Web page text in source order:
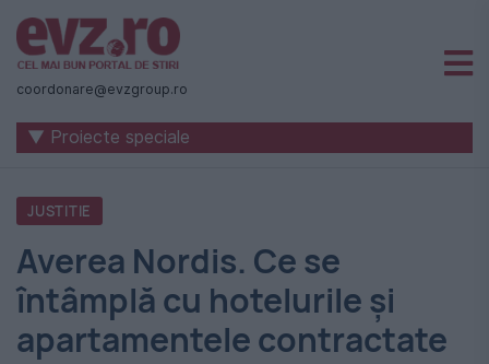
Știri
naționale
internaționale
România
-
Evenimentul
Zilei
coordonare@evzgroup.ro
▼ Proiecte speciale
JUSTITIE
Averea Nordis. Ce se
întâmplă cu hotelurile și
apartamentele contractate